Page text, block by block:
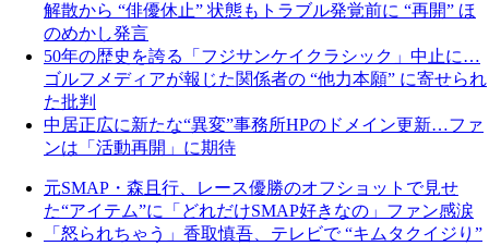
解散から “俳優休止” 状態もトラブル発覚前に “再開” ほ
のめかし発言
50年の歴史を誇る「フジサンケイクラシック」中止に…
ゴルフメディアが報じた関係者の “他力本願” に寄せられ
た批判
中居正広に新たな“異変”事務所HPのドメイン更新…ファ
ンは「活動再開」に期待
元SMAP・森且行、レース優勝のオフショットで見せ
た“アイテム”に「どれだけSMAP好きなの」ファン感涙
「怒られちゃう」香取慎吾、テレビで “キムタクイジり”